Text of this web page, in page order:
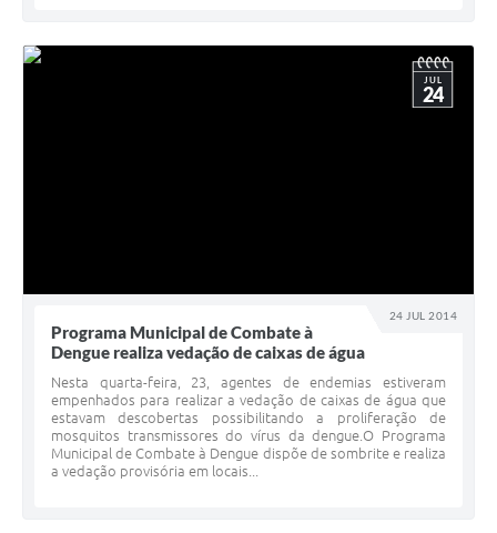
24 JUL 2014
JUL
24
Programa Municipal de Combate à
Dengue realiza vedação de caixas de água
Nesta quarta-feira, 23, agentes de endemias estiveram
empenhados para realizar a vedação de caixas de água que
estavam descobertas possibilitando a proliferação de
mosquitos transmissores do vírus da dengue.O Programa
Municipal de Combate à Dengue dispõe de sombrite e realiza
a vedação provisória em locais...